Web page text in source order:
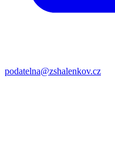
podatelna@zshalenkov.cz